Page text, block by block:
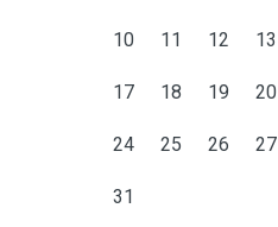
10 11 12 13
17 18 19 20
24 25 26 27
31